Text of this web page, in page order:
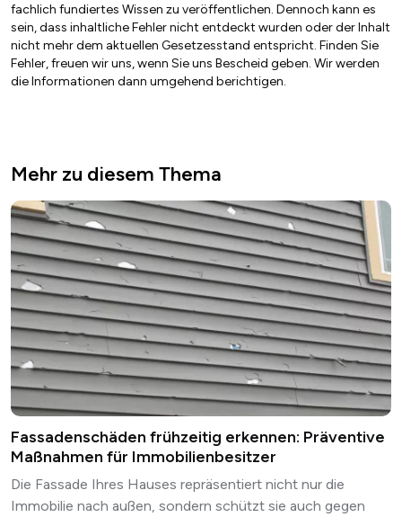
fachlich fundiertes Wissen zu veröffentlichen. Dennoch kann es
sein, dass inhaltliche Fehler nicht entdeckt wurden oder der Inhalt
nicht mehr dem aktuellen Gesetzesstand entspricht. Finden Sie
Fehler, freuen wir uns, wenn Sie uns Bescheid geben. Wir werden
die Informationen dann umgehend berichtigen.
Mehr zu diesem Thema
Fassadenschäden frühzeitig erkennen: Präventive
Maßnahmen für Immobilienbesitzer
Die Fassade Ihres Hauses repräsentiert nicht nur die
Immobilie nach außen, sondern schützt sie auch gegen